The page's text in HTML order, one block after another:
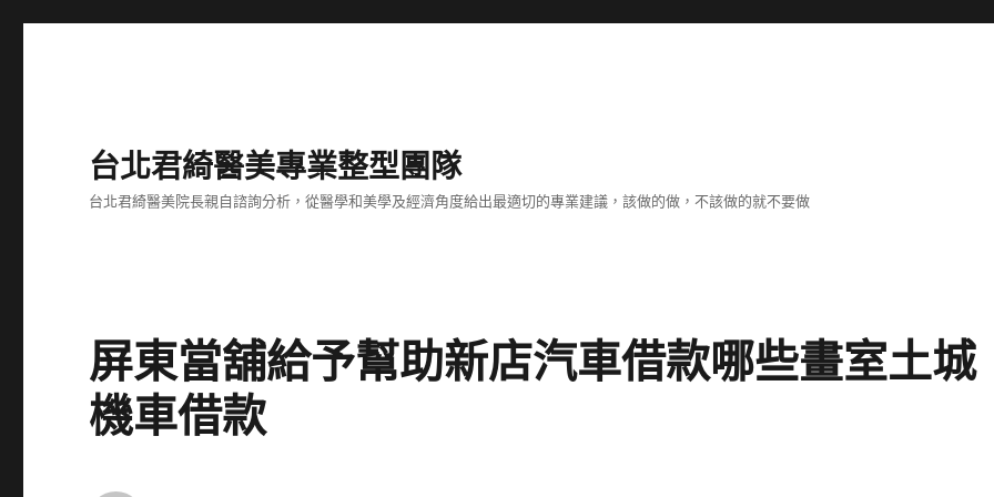
台北君綺醫美專業整型團隊
台北君綺醫美院長親自諮詢分析，從醫學和美學及經濟角度給出最適切的專業建議，該做的做，不該做的就不要做
屏東當舖給予幫助新店汽車借款哪些畫室土城
機車借款